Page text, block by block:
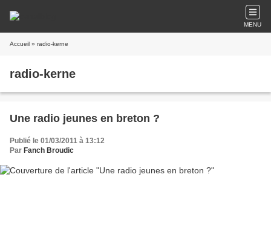
MENU
Accueil » radio-kerne
radio-kerne
Une radio jeunes en breton ?
Publié le 01/03/2011 à 13:12
Par Fanch Broudic